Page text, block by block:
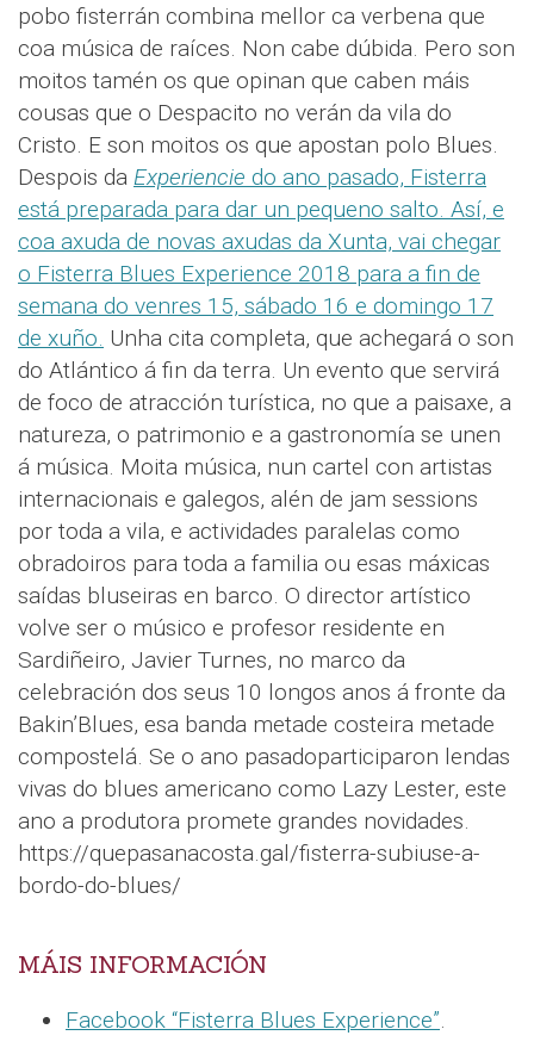
pobo fisterrán combina mellor ca verbena que
coa música de raíces. Non cabe dúbida. Pero son
moitos tamén os que opinan que caben máis
cousas que o Despacito no verán da vila do
Cristo. E son moitos os que apostan polo Blues.
Despois da Experiencie do ano pasado, Fisterra
está preparada para dar un pequeno salto. Así, e
coa axuda de novas axudas da Xunta, vai chegar
o Fisterra Blues Experience 2018 para a fin de
semana do venres 15, sábado 16 e domingo 17
de xuño. Unha cita completa, que achegará o son
do Atlántico á fin da terra. Un evento que servirá
de foco de atracción turística, no que a paisaxe, a
natureza, o patrimonio e a gastronomía se unen
á música. Moita música, nun cartel con artistas
internacionais e galegos, alén de jam sessions
por toda a vila, e actividades paralelas como
obradoiros para toda a familia ou esas máxicas
saídas bluseiras en barco. O director artístico
volve ser o músico e profesor residente en
Sardiñeiro, Javier Turnes, no marco da
celebración dos seus 10 longos anos á fronte da
Bakin’Blues, esa banda metade costeira metade
compostelá. Se o ano pasadoparticiparon lendas
vivas do blues americano como Lazy Lester, este
ano a produtora promete grandes novidades.
https://quepasanacosta.gal/fisterra-subiuse-a-
bordo-do-blues/
MÁIS INFORMACIÓN
Facebook “Fisterra Blues Experience”.